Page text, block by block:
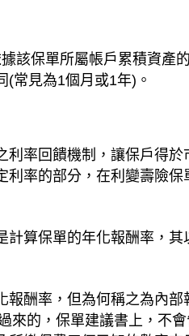
該保單所屬帳戶累積資產
(常見為1個月或1年)。
利率回饋機制，讓保戶得
利率的部分，在利變壽險
算保單的年化報酬率，
報酬率，但為何稱之為內
來的，保單建議書上，不